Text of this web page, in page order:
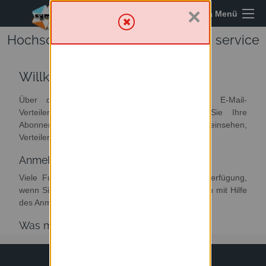
Sympa Menü
Hochschule Wismar - Mailing lists service
Willkommen
Über diesen Server haben Sie Zugriff zur E-Mail-
Verteilerumgebung. Von hier aus können Sie Ihre
Abonnements verwalten oder abbestellen, Archive einsehen,
Verteiler verwalten und moderieren.
Anmelden
Viele Funktionen von Sympa stehen erst zur Verfügung,
wenn Sie sich angemeldet haben. Loggen Sie sich mit Hilfe
des Anmeldeformulars im Menü oben rechts ein.
Was möchten Sie tun?
×